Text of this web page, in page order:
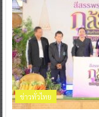
ข่าวทั่วไทย